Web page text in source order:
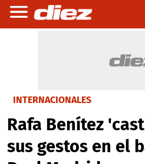
INTERNACIONALES
Rafa Benítez
sus gestos en el